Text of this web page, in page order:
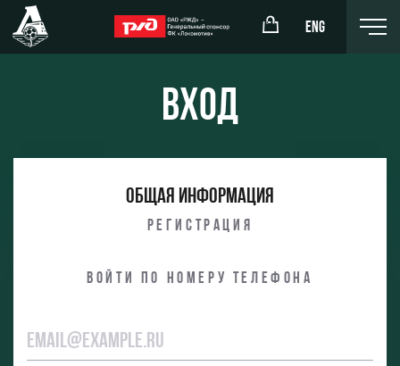
ENG
Организация мероприятий
Аренда площадей
Вход
Общая информация
Регистрация
Войти по номеру телефона